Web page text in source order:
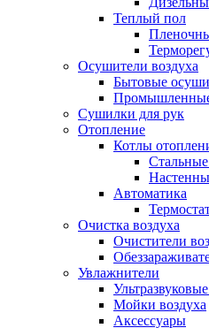
Теплый пол
Осушители воздуха
Бытовые
Сушилки для рук
Отопление
Котлы
Автоматика
Очистка воздуха
Очистители
Увлажнители
Мойки воздуха
Аксессуары